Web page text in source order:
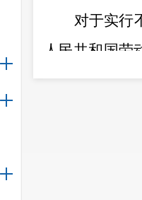
对于实行
人民共和国
职工意见的基